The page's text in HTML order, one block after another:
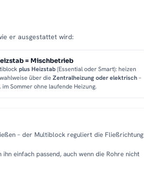
er ausgestattet wird:
= Mischbetrieb
plus Heizstab(Essential oder Smart): heizen
über die Zentralheizung oder elektrisch–
im Sommer ohne laufende Heizung.
– der Multiblock reguliert die Fließrichtung
einfach passend, auch wenn die Rohre nicht